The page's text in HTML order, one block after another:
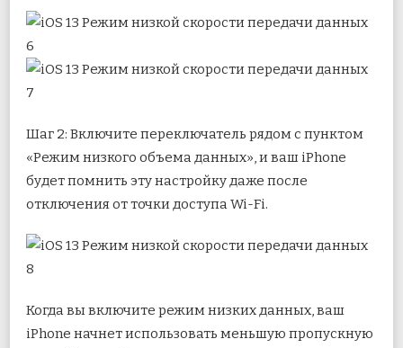
Шаг 2: Включите переключатель рядом с пунктом
«Режим низкого объема данных», и ваш iPhone
будет помнить эту настройку даже после
отключения от точки доступа Wi-Fi.
Когда вы включите режим низких данных, ваш
iPhone начнет использовать меньшую пропускную